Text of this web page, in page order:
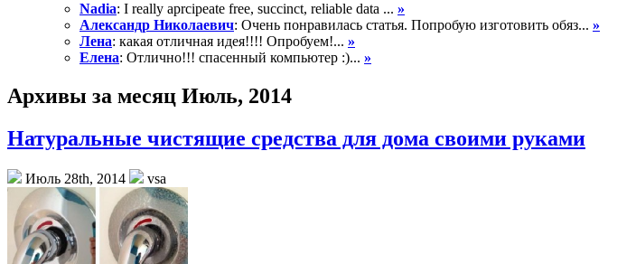
Nadia: I really aprcipeate free, succinct, reliable data ... »
Александр Николаевич: Очень понравилась статья. Попробую изготовить обяз... »
Лена: какая отличная идея!!!! Опробуем!... »
Елена: Отлично!!! спасенный компьютер :)... »
Архивы за месяц Июль, 2014
Натуральные чистящие средства для дома своими руками
Июль 28th, 2014 vsa